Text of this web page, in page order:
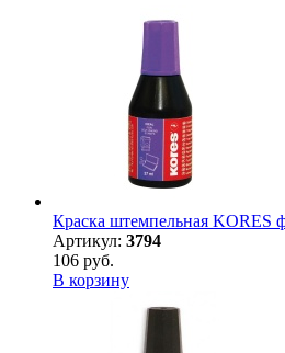
Краска штемпельная KORES
Артикул: 3794
106 руб.
В корзину